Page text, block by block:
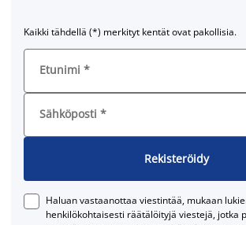
Kaikki tähdellä (*) merkityt kentät ovat pakollisia.
Etunimi *
Sähköposti *
Rekisteröidy
Haluan vastaanottaa viestintää, mukaan
henkilökohtaisesti räätälöityjä viestejä, jotka